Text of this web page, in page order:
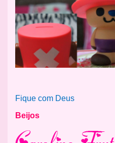
Fique com Deus
Beijos